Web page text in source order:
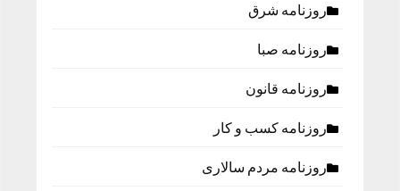
روزنامه شرق
روزنامه صبا
روزنامه قانون
روزنامه كسب و كار
روزنامه مردم سالاری